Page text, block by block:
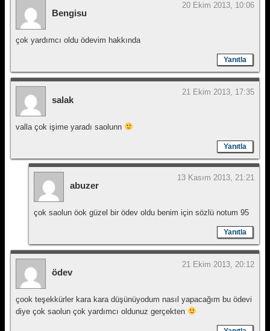
Bengisu
20 Ekim 2013, 10:06
çok yardımcı oldu ödevim hakkında
Yanıtla
salak
21 Ekim 2013, 17:35
valla çok işime yaradı saolunn
Yanıtla
abuzer
13 Kasım 2013, 21:21
çok saolun öok güzel bir ödev oldu benim için sözlü notum 95
Yanıtla
ödev
21 Ekim 2013, 20:12
çook teşekkürler kara kara düşünüyodum nasıl yapacağım bu ödevi
diye çok saolun çok yardımcı oldunuz gerçekten